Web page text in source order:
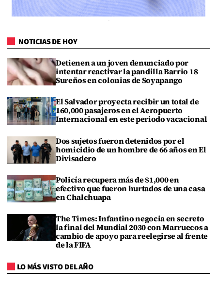
NOTICIAS DE HOY
Detienen a un joven denunciado por
intentar reactivar la pandilla Barrio 18
Sureños en colonias de Soyapango
El Salvador proyecta recibir un total de
160,000 pasajeros en el Aeropuerto
Internacional en este periodo vacacional
Dos sujetos fueron detenidos por el
homicidio de un hombre de 66 años en El
Divisadero
Policía recupera más de $1,000 en
efectivo que fueron hurtados de una casa
en Chalchuapa
The Times: Infantino negocia en secreto
la final del Mundial 2030 con Marruecos a
cambio de apoyo para reelegirse al frente
de la FIFA
LO MÁS VISTO DEL AÑO